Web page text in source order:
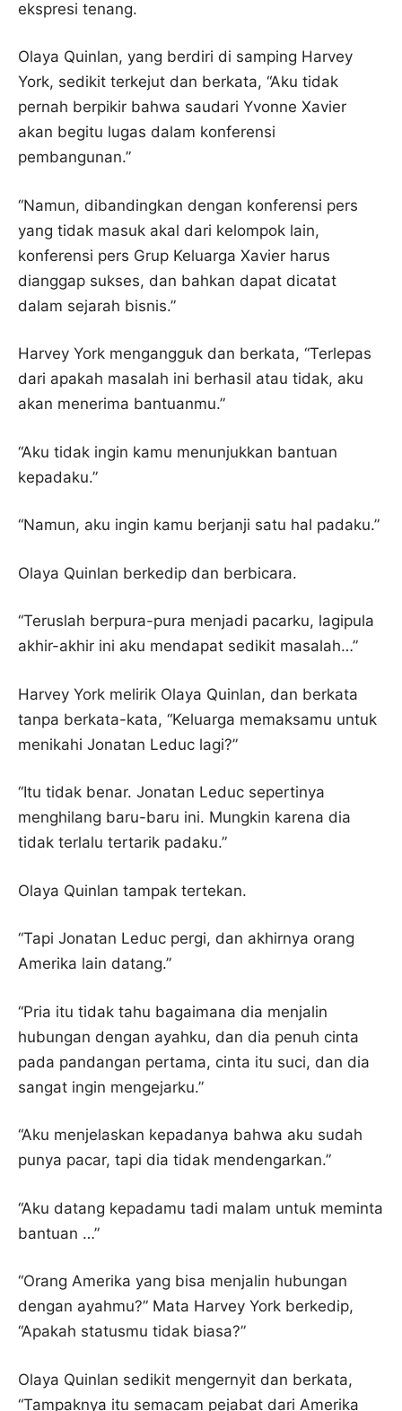
ekspresi tenang.
Olaya Quinlan, yang berdiri di samping Harvey
York, sedikit terkejut dan berkata, “Aku tidak
pernah berpikir bahwa saudari Yvonne Xavier
akan begitu lugas dalam konferensi
pembangunan.”
“Namun, dibandingkan dengan konferensi pers
yang tidak masuk akal dari kelompok lain,
konferensi pers Grup Keluarga Xavier harus
dianggap sukses, dan bahkan dapat dicatat
dalam sejarah bisnis.”
Harvey York mengangguk dan berkata, “Terlepas
dari apakah masalah ini berhasil atau tidak, aku
akan menerima bantuanmu.”
“Aku tidak ingin kamu menunjukkan bantuan
kepadaku.”
“Namun, aku ingin kamu berjanji satu hal padaku.”
Olaya Quinlan berkedip dan berbicara.
“Teruslah berpura-pura menjadi pacarku, lagipula
akhir-akhir ini aku mendapat sedikit masalah…”
Harvey York melirik Olaya Quinlan, dan berkata
tanpa berkata-kata, “Keluarga memaksamu untuk
menikahi Jonatan Leduc lagi?”
“Itu tidak benar. Jonatan Leduc sepertinya
menghilang baru-baru ini. Mungkin karena dia
tidak terlalu tertarik padaku.”
Olaya Quinlan tampak tertekan.
“Tapi Jonatan Leduc pergi, dan akhirnya orang
Amerika lain datang.”
“Pria itu tidak tahu bagaimana dia menjalin
hubungan dengan ayahku, dan dia penuh cinta
pada pandangan pertama, cinta itu suci, dan dia
sangat ingin mengejarku.”
“Aku menjelaskan kepadanya bahwa aku sudah
punya pacar, tapi dia tidak mendengarkan.”
“Aku datang kepadamu tadi malam untuk meminta
bantuan …”
“Orang Amerika yang bisa menjalin hubungan
dengan ayahmu?” Mata Harvey York berkedip,
“Apakah statusmu tidak biasa?”
Olaya Quinlan sedikit mengernyit dan berkata,
“Tampaknya itu semacam pejabat dari Amerika